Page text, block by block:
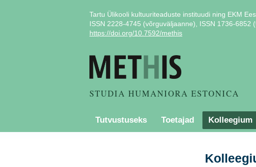
Tartu Ülikooli kultuuriteaduste instituudi ning EKM
ISSN 2228-4745 (võrguväljaanne), ISSN 1736-6852
https://doi.org/10.7592/methis
STUDIA HUMANIORA ESTONICA
Tutvustuseks Toetajad Kolleegium